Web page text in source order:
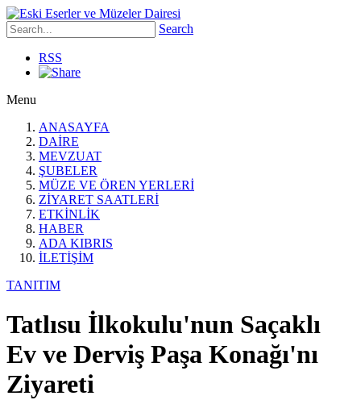
Search
RSS
Menu
ANASAYFA
DAİRE
MEVZUAT
ŞUBELER
MÜZE VE ÖREN YERLERİ
ZİYARET SAATLERİ
ETKİNLİK
HABER
ADA KIBRIS
İLETİŞİM
TANITIM
Tatlısu İlkokulu'nun Saçaklı
Ev ve Derviş Paşa Konağı'nı
Ziyareti